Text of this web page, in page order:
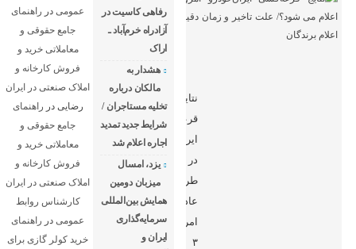
نتایج
قرعه‌کشی
ایران‌خودرو
در
طرح
عادی
امروز،
۳
رفاهی کاسیت در
آزادراه خرم‌آباد ـ
اراک
هشدار به
مالکان درباره
تخلیه مستاجران /
شرایط جدید تمدید
اجاره اعلام شد
یزد، امسال
میزبان دومین
همایش بین‌المللی
سرمایه‌گذاری
ایران و
عمومیدر راهنمای
جامع حقوقی و
معاملاتی خرید و
فروش کارخانه و
املاک صنعتی در ایران
رضایی در راهنمای
جامع حقوقی و
معاملاتی خرید و
فروش کارخانه و
املاک صنعتی در ایران
کارشناس روابط
عمومیدر راهنمای
خرید کولر گازی برای